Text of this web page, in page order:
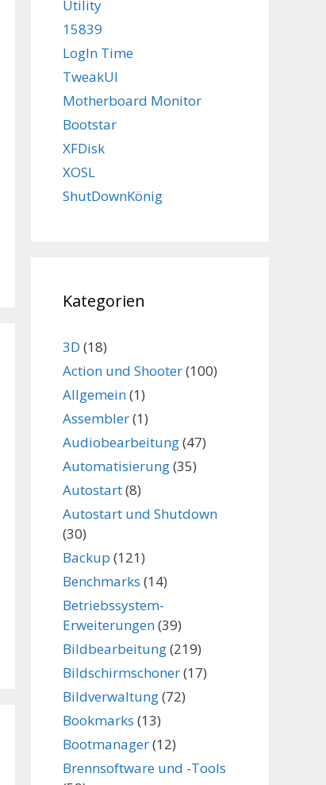
Utility
15839
LogIn Time
TweakUI
Motherboard Monitor
Bootstar
XFDisk
XOSL
ShutDownKönig
Kategorien
3D (18)
Action und Shooter(100)
Allgemein(1)
Assembler(1)
Audiobearbeitung(47)
Automatisierung(35)
Autostart(8)
Autostart und Shutdown
(30)
Backup (121)
Benchmarks (14)
Betriebssystem-
Erweiterungen(39)
Bildbearbeitung(219)
Bildschirmschoner(17)
Bildverwaltung(72)
Bookmarks (13)
Bootmanager(12)
Brennsoftware und -Tools